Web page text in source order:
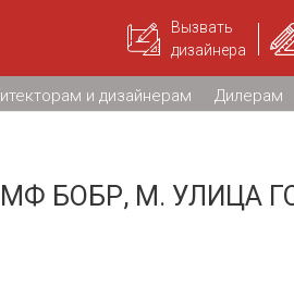
Вызвать
дизайнера
и дизайнерам Дилерам
БОБР, М. УЛИЦА